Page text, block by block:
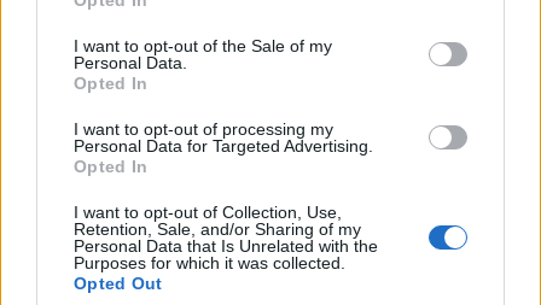
use your data for below specified purposes in below Google
consent section.
I want to opt-out of the Sale of my
Personal Data.
Opted In
I want to opt-out of processing my
Personal Data for Targeted Advertising.
Opted In
I want to opt-out of Collection, Use,
Retention, Sale, and/or Sharing of my
Personal Data that Is Unrelated with the
Purposes for which it was collected.
Opted Out
TáncPark - Nyáresti táncélmény
élőben
mtothorsi•2020. június 24.